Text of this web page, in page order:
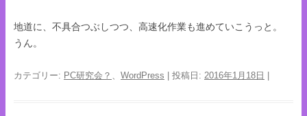
地道に、不具合つぶしつつ、高速化作業も進めていこうっと。
うん。
カテゴリー: PC研究会？ WordPress | 投稿日: 2016年1月18日 |